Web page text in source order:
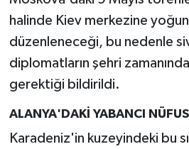
halinde Kiev merkezine yoğun
düzenleneceği, bu nedenle
diplomatların şehri
gerektiği bildirildi.
ALANYA'DAKİ YABANCI
Karadeniz'in kuzeyindeki bu